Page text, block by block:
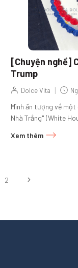
[Chuyện nghề]
Trump
Dolce Vita |
Mình ấn tượng về
Nhà Trắng" (White
Xem thêm
2